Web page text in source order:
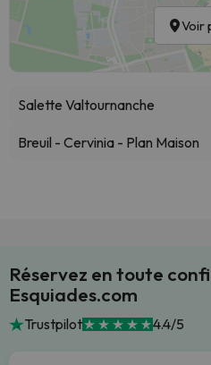
Voir
Salette Valtournanche
Breuil - Cervinia - Plan Maison
Réservez en toute
Esquiades.com
Trustpilot 4.4/5